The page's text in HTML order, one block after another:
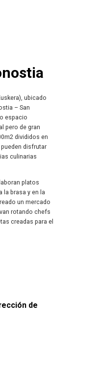
ubicado
– San
espacio
pero de gran
divididos en
disfrutar
culinarias
platos
la brasa y en la
un mercado
rotando chefs
creadas para el
de